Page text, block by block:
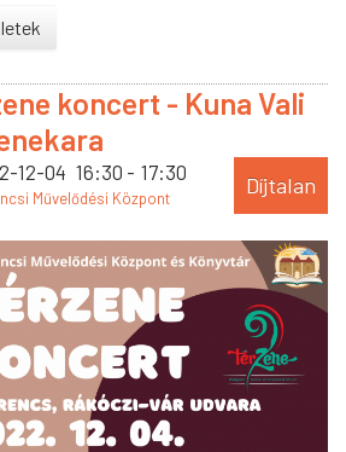
koncert - Kuna Vali
12-04 16:30 - 17:30
Művelődési Központ Díjtalan